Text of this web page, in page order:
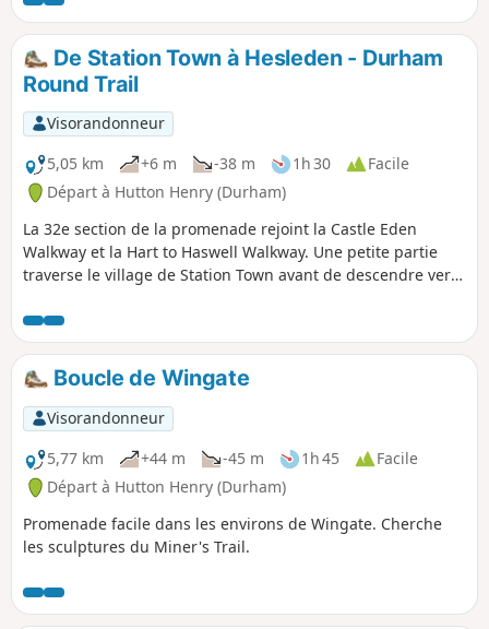
contraste saisissant entre les falaises escarpées et la ville
balnéaire traditionnelle.
De Station Town à Hesleden - Durham
Round Trail
Visorandonneur
5,05 km
+6 m -38 m 1h 30
Facile
Départ à Hutton Henry (Durham)
La 32e section de la promenade rejoint la Castle Eden
Walkway et la Hart to Haswell Walkway. Une petite partie
traverse le village de Station Town avant de descendre vers
Durham. Ce sont des vallées escarpées, souvent avec un
ruisseau au fond. Après avoir traversé le village de Castle
Eden, l'itinéraire suit une piste cyclable bien aménagée. Un
autre itinéraire accessible est indiqué dans la description.
Boucle de Wingate
Visorandonneur
5,77 km
+44 m -45 m 1h 45
Facile
Départ à Hutton Henry (Durham)
Promenade facile dans les environs de Wingate. Cherche
les sculptures du Miner's Trail.